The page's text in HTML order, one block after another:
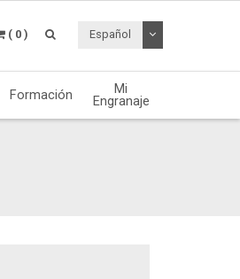
( 0 ) Español Desplegable de
Formación Mi
Engranaje